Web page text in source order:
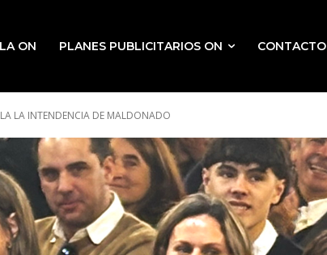
ON PLANES PUBLICITARIOS ON CONTACTO
LA INTENDENCIA DE MALDONADO